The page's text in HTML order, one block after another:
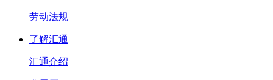
劳动法规
了解汇通
汇通介绍